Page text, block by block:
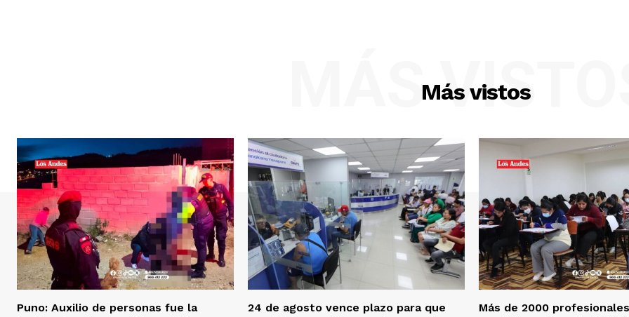
Más vistos
MÁS
Puno: Auxilio de personas fue la
24 de agosto vence plazo para que
Más de 2000